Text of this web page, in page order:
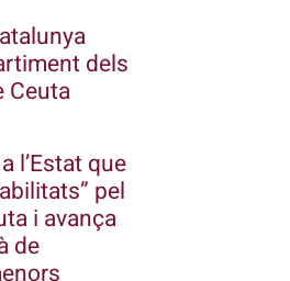
dels
Ceuta
l’Estat que
pel
i avança
de